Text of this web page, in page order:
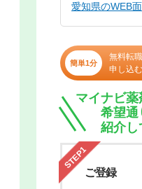
愛知県のWEB
簡単1分
無料転
申し込む
マイナビ
希望通
紹介し
STEP1
ご登録